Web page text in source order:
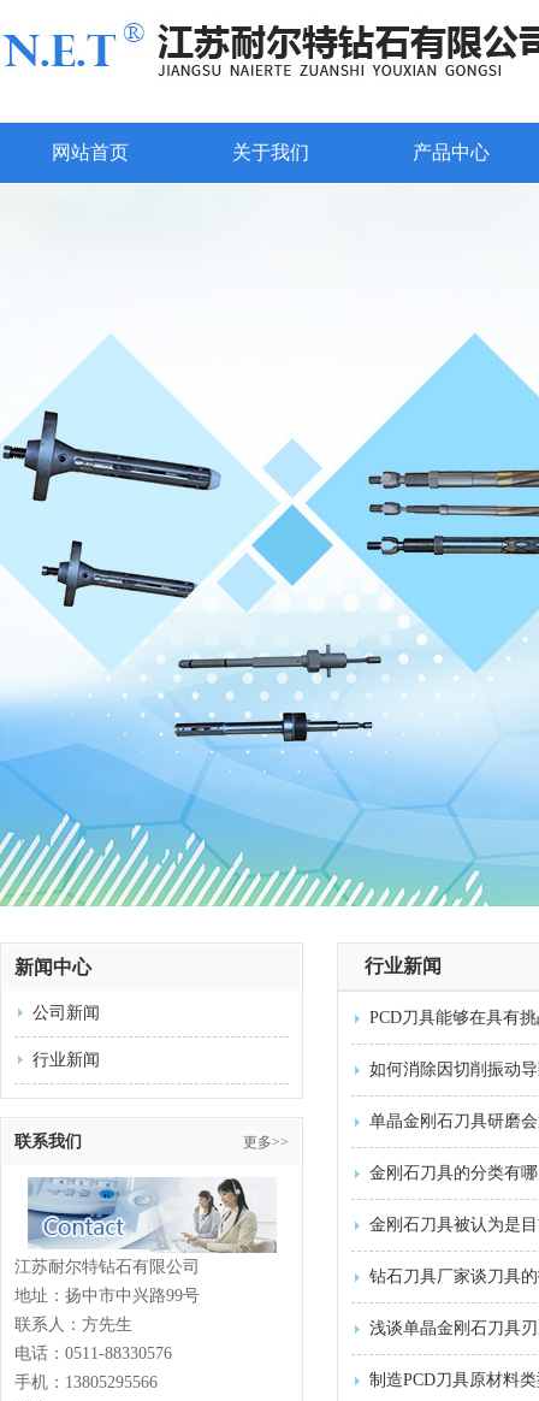
网站首页 关于我们 产品中心
新闻中心
公司新闻
行业新闻
联系我们 更多>>
江苏耐尔特钻石有限公司
地址：扬中市中兴路99号
联系人：方先生
电话：0511-88330576
手机：13805295566
行业新闻
PCD刀具能够在具有
如何消除因切削振动
单晶金刚石刀具研磨
金刚石刀具的分类有
金刚石刀具被认为是
钻石刀具厂家谈刀具
浅谈单晶金刚石刀具
制造PCD刀具原材料